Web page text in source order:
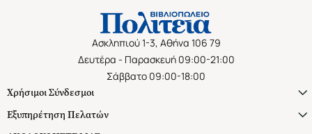
Ασκληπιού 1-3, Αθήνα 106 79
Δευτέρα - Παρασκευή 09:00-21:00
Σάββατο 09:00-18:00
Χρήσιμοι Σύνδεσμοι
Εξυπηρέτηση Πελατών